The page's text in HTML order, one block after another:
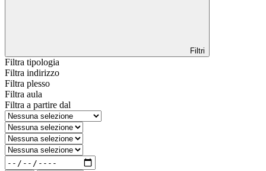
Filtri
Filtra tipologia
Filtra indirizzo
Filtra plesso
Filtra aula
Filtra a partire dal